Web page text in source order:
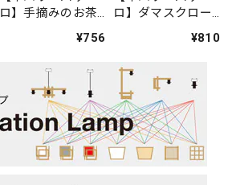
ロ】手摘みのお茶
¥756
ロ】ダマスクロー
¥810